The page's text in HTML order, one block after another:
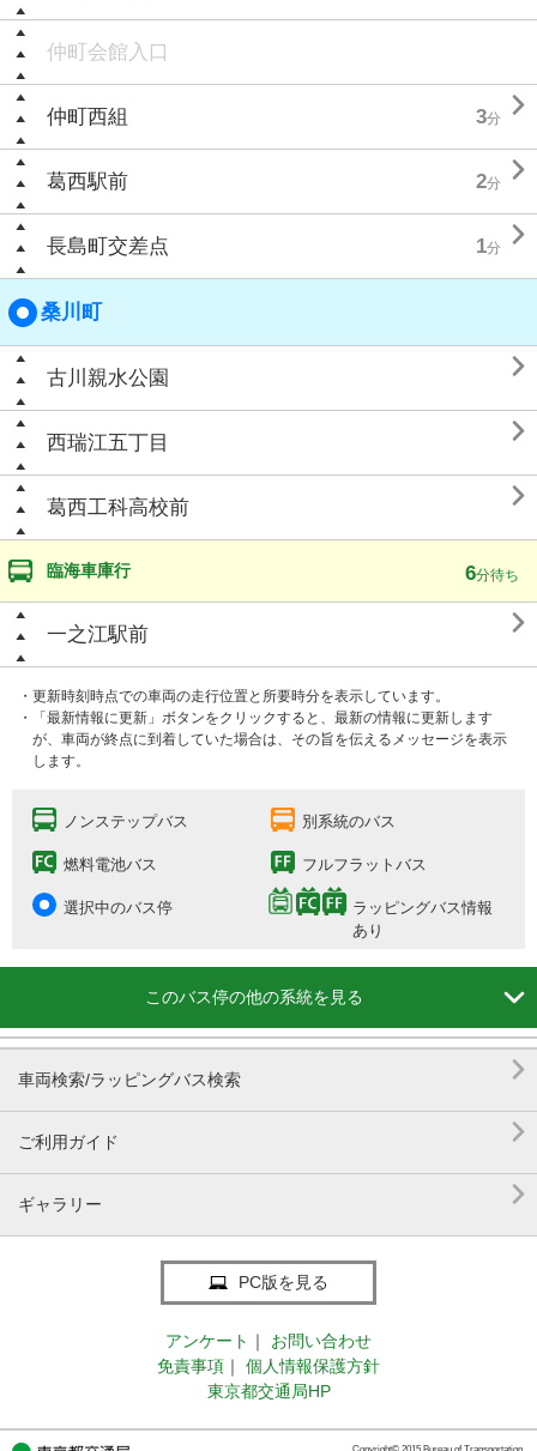
仲町会館入口
仲町西組 3分 
葛西駅前 2分 
長島町交差点 1分 
桑川町
古川親水公園 
西瑞江五丁目 
葛西工科高校前 
臨海車庫行 6分待ち
一之江駅前 
・更新時刻時点での車両の走行位置と所要時分を表示しています。
・「最新情報に更新」ボタンをクリックすると、最新の情報に更新します
が、車両が終点に到着していた場合は、その旨を伝えるメッセージを表示
します。
ノンステップバス 別系統のバス
燃料電池バス フルフラットバス
選択中のバス停
ラッピングバス情報
あり
このバス停の他の系統を見る 
車両検索/ラッピングバス検索 
ご利用ガイド 
ギャラリー 
PC版を見る
アンケート ｜
お問い合わせ
免責事項 ｜
個人情報保護方針
東京都交通局HP